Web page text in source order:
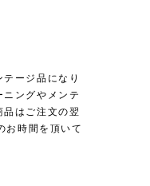
ージ品になり
ングやメンテ
はご注文の翌
お時間を頂いて